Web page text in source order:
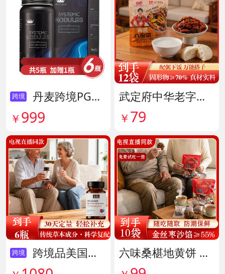
跨境
丹麦跨境PG结节消复合片 货号138605
￥ 999
武定府中华老字号酱香八宝菜超值组 货号142007
￥ 79
跨境
跨境品美国拜滋牛黄安神宝 货号141775
六味桑椹地黄饼 货号142090